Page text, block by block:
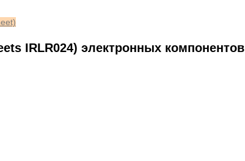
IRLR024) электронных компонентов